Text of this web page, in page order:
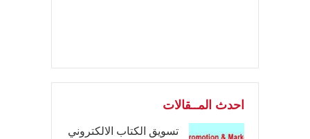
احدث المــقالات
تسويق الكتاب الالكتروني